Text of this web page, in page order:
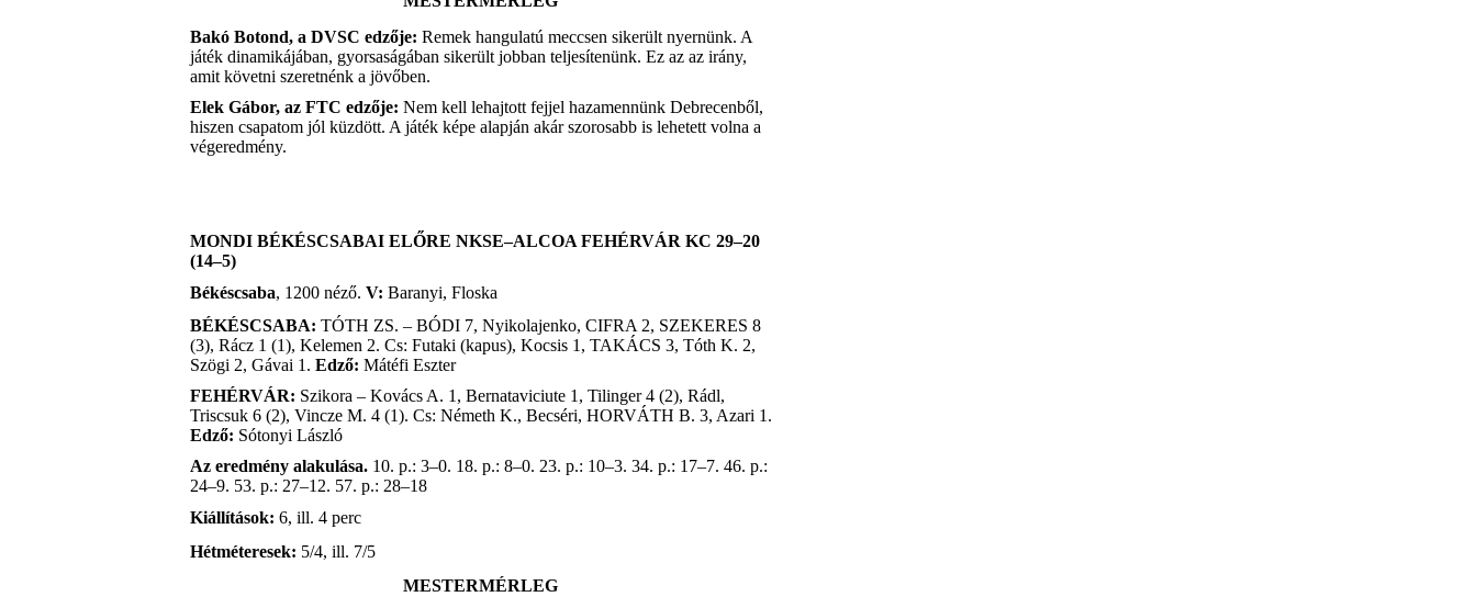
Bakó Botond, a DVSC edzője: Remek hangulatú meccsen sikerült nyernünk. A
játék dinamikájában, gyorsaságában sikerült jobban teljesítenünk. Ez az az irány,
amit követni szeretnénk a jövőben.
Elek Gábor, az FTC edzője: Nem kell lehajtott fejjel hazamennünk Debrecenből,
hiszen csapatom jól küzdött. A játék képe alapján akár szorosabb is lehetett volna a
végeredmény.
MONDI BÉKÉSCSABAI ELŐRE NKSE–ALCOA FEHÉRVÁR KC 29–20
(14–5)
Békéscsaba, 1200 néző. V: Baranyi, Floska
BÉKÉSCSABA: TÓTH ZS. – BÓDI 7, Nyikolajenko, CIFRA 2, SZEKERES 8
(3), Rácz 1 (1), Kelemen 2. Cs: Futaki (kapus), Kocsis 1, TAKÁCS 3, Tóth K. 2,
Szögi 2, Gávai 1. Edző: Mátéfi Eszter
FEHÉRVÁR: Szikora – Kovács A. 1, Bernataviciute 1, Tilinger 4 (2), Rádl,
Triscsuk 6 (2), Vincze M. 4 (1). Cs: Németh K., Becséri, HORVÁTH B. 3, Azari 1.
Edző: Sótonyi László
Az eredmény alakulása. 10. p.: 3–0. 18. p.: 8–0. 23. p.: 10–3. 34. p.: 17–7. 46. p.:
24–9. 53. p.: 27–12. 57. p.: 28–18
Kiállítások: 6, ill. 4 perc
Hétméteresek: 5/4, ill. 7/5
MESTERMÉRLEG